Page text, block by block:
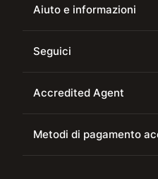
Aiuto e informazioni
Seguici
Accredited Agent
Metodi di pagamento